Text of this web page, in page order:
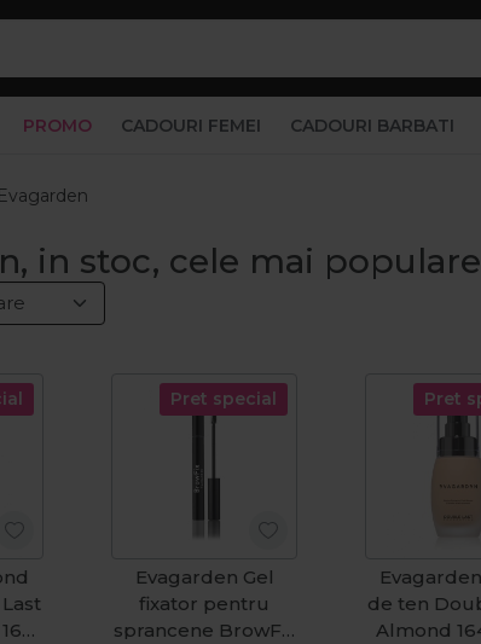
PROMO CADOURI FEMEI CADOURI BARBATI
Evagarden
in stoc, cele mai
Pret special
Evagarden Gel
fixator pentru
sprancene BrowFix
Pret
de ten
Almond